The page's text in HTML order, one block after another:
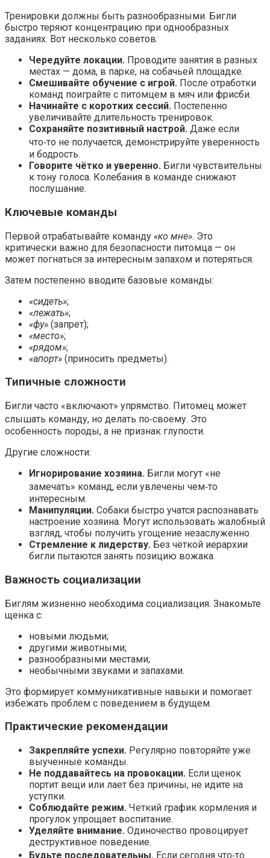
Тренировки должны быть разнообразными. Бигли
быстро теряют концентрацию при однообразных
заданиях. Вот несколько советов:
Чередуйте локации. Проводите занятия в разных
местах — дома, в парке, на собачьей площадке.
Смешивайте обучение с игрой. После отработки
команд поиграйте с питомцем в мяч или фрисби.
Начинайте с коротких сессий. Постепенно
увеличивайте длительность тренировок.
Сохраняйте позитивный настрой. Даже если
что‑то не получается, демонстрируйте уверенность
и бодрость.
Говорите чётко и уверенно. Бигли чувствительны
к тону голоса. Колебания в команде снижают
послушание.
Ключевые команды
Первой отрабатывайте команду «ко мне». Это
критически важно для безопасности питомца — он
может погнаться за интересным запахом и потеряться.
Затем постепенно вводите базовые команды:
«сидеть»;
«лежать»;
«фу» (запрет);
«место»;
«рядом»;
«апорт» (приносить предметы).
Типичные сложности
Бигли часто «включают» упрямство. Питомец может
слышать команду, но делать по‑своему. Это
особенность породы, а не признак глупости.
Другие сложности:
Игнорирование хозяина. Бигли могут «не
замечать» команд, если увлечены чем‑то
интересным.
Манипуляции. Собаки быстро учатся распознавать
настроение хозяина. Могут использовать жалобный
взгляд, чтобы получить угощение незаслуженно.
Стремление к лидерству. Без чёткой иерархии
бигли пытаются занять позицию вожака.
Важность социализации
Биглям жизненно необходима социализация. Знакомьте
щенка с:
новыми людьми;
другими животными;
разнообразными местами;
необычными звуками и запахами.
Это формирует коммуникативные навыки и помогает
избежать проблем с поведением в будущем.
Практические рекомендации
Закрепляйте успехи. Регулярно повторяйте уже
выученные команды.
Не поддавайтесь на провокации. Если щенок
портит вещи или лает без причины, не идите на
уступки.
Соблюдайте режим. Четкий график кормления и
прогулок упрощает воспитание.
Уделяйте внимание. Одиночество провоцирует
деструктивное поведение.
Будьте последовательны. Если сегодня что‑то